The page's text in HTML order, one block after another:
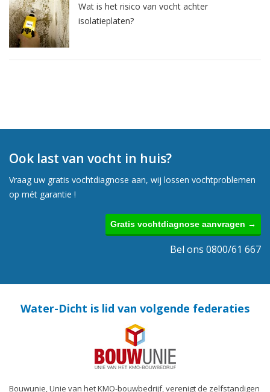
Wat is het risico van vocht achter
isolatieplaten?
Ook last van vocht in huis?
Vraag uw gratis vochtdiagnose aan, wij lossen vochtproblemen
op mét garantie !
Gratis vochtdiagnose aanvragen →
Bel ons 0800/61 667
Water-Dicht is lid van volgende federaties
Bouwunie, Unie van het KMO-bouwbedrijf, verenigt de zelfstandigen